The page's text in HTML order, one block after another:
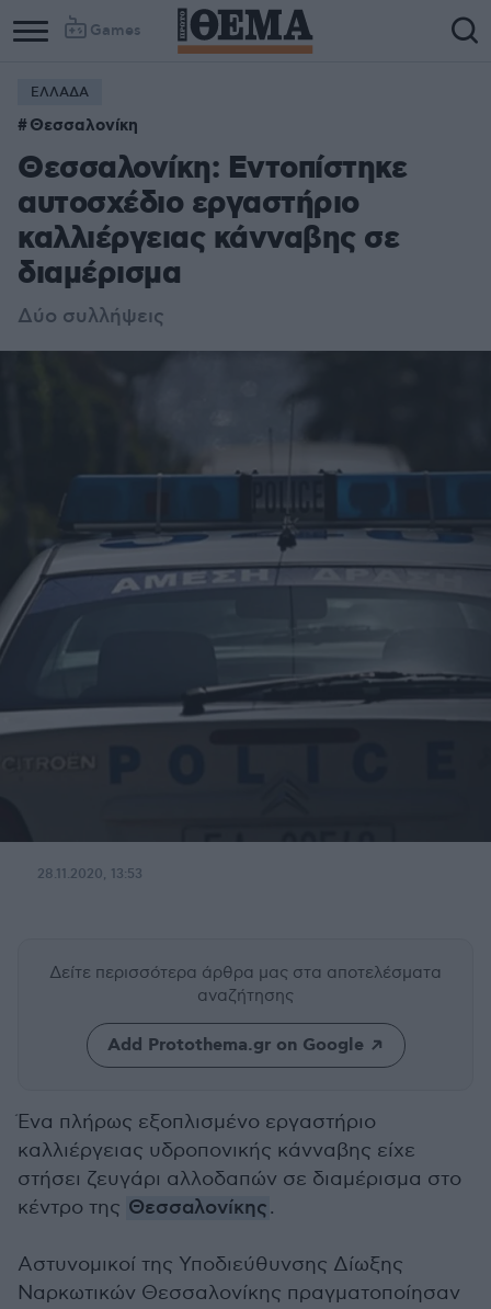
Games
ΕΛΛΑΔΑ
Θεσσαλονίκη
Θεσσαλονίκη: Εντοπίστηκε
αυτοσχέδιο εργαστήριο
καλλιέργειας κάνναβης σε
διαμέρισμα
Δύο συλλήψεις
28.11.2020, 13:53
Δείτε περισσότερα άρθρα μας στα αποτελέσματα
αναζήτησης
Add Protothema.gr on Google
Ένα πλήρως εξοπλισμένο εργαστήριο
καλλιέργειας υδροπονικής κάνναβης είχε
στήσει ζευγάρι αλλοδαπών σε διαμέρισμα στο
κέντρο της Θεσσαλονίκης.
Αστυνομικοί της Υποδιεύθυνσης Δίωξης
Ναρκωτικών Θεσσαλονίκης πραγματοποίησαν